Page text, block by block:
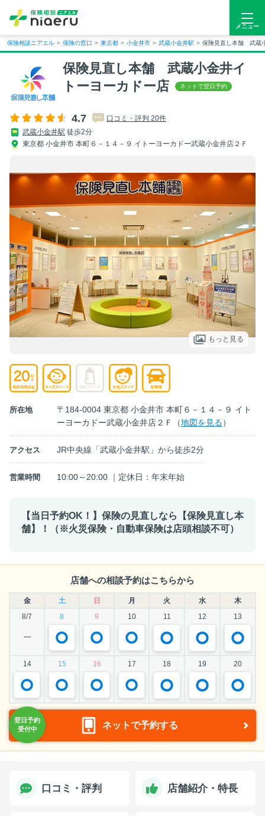
メニュー
保険相談ニアエル > 保険の窓口 > 東京都 > 小金井市 > 武蔵小金井駅 > 保険見直し本舗 武蔵
保険見直し本舗 武蔵小金井イ
トーヨーカドー店
4.7
口コミ・評判 20件
武蔵小金井駅 徒歩2分
東京都 小金井市 本町６－１４－９ イトーヨーカドー武蔵小金井店２Ｆ
もっと見る
所在地
〒184-0004 東京都 小金井市 本町６－１４－９ イト
ーヨーカドー武蔵小金井店２Ｆ（地図を見る）
アクセス JR中央線「武蔵小金井駅」から徒歩2分
営業時間 10:00～20:00 ｜定休日：年末年始
【当日予約OK！】保険の見直しなら【保険見直し本
舗】！（※火災保険・自動車保険は店頭相談不可）
店舗への相談予約はこちらから
金 土 日 月 火 水
木
8/7
8 9 10 11 12 13
ー
14 15 16 17 18 19 20
ネットで予約する
口コミ・評判 店舗紹介・特長